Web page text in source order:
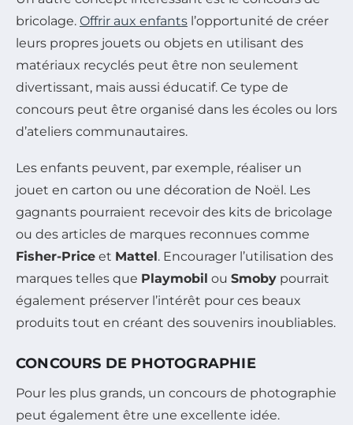
bricolage. Offrir aux enfants l’opportunité de créer
leurs propres jouets ou objets en utilisant des
matériaux recyclés peut être non seulement
divertissant, mais aussi éducatif. Ce type de
concours peut être organisé dans les écoles ou lors
d’ateliers communautaires.
Les enfants peuvent, par exemple, réaliser un
jouet en carton ou une décoration de Noël. Les
gagnants pourraient recevoir des kits de bricolage
ou des articles de marques reconnues comme
Fisher-Price et Mattel. Encourager l’utilisation des
marques telles que Playmobil ou Smoby pourrait
également préserver l’intérêt pour ces beaux
produits tout en créant des souvenirs inoubliables.
CONCOURS DE PHOTOGRAPHIE
Pour les plus grands, un concours de photographie
peut également être une excellente idée.